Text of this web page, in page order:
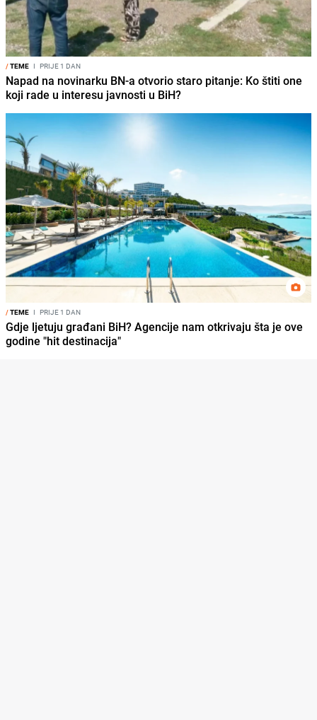
/TEME I PRIJE 1 DAN
Napad na novinarku BN-a otvorio staro pitanje: Ko štiti one
koji rade u interesu javnosti u BiH?
/TEME I PRIJE 1 DAN
Gdje ljetuju građani BiH? Agencije nam otkrivaju šta je ove
godine "hit destinacija"